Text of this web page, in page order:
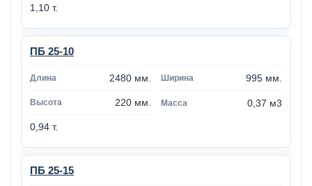
1,10 т.
ПБ 25-10
2480 мм. 995 мм.
220 мм. 0,37 м3
0,94 т.
ПБ 25-15